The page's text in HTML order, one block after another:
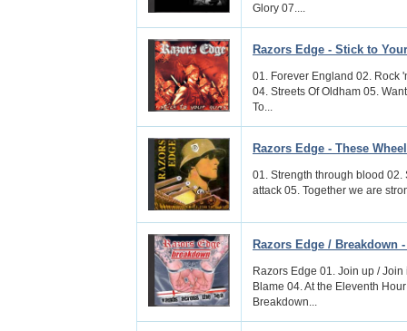
Glory 07....
Razors Edge - Stick to
01. Forever England 02. Rock
04. Streets Of Oldham 05.
To...
Razors Edge - These
01. Strength through blood
attack 05. Together we are
Razors Edge / Breakdown
Razors Edge 01. Join up /
Blame 04. At the Eleventh
Breakdown...